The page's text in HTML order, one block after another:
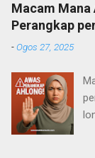
Macam
Perangkap
-Ogos 27, 2025